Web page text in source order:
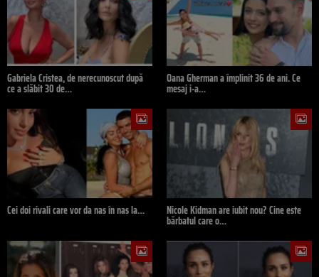
Gabriela Cristea, de nerecunoscut după
ce a slăbit 30 de…
Oana Gherman a împlinit 36 de ani. Ce
mesaj i-a…
Cei doi rivali care vor da nas în nas la… Nicole Kidman are iubit nou? Cine este
bărbatul care o…